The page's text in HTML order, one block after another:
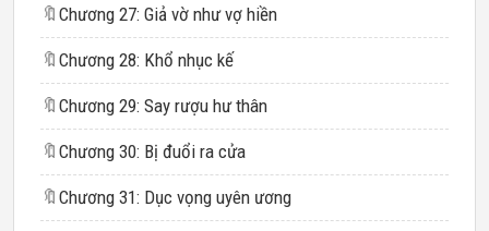
🔖 Chương 27: Giả vờ như vợ hiền
🔖 Chương 28: Khổ nhục kế
🔖 Chương 29: Say rượu hư thân
🔖 Chương 30: Bị đuổi ra cửa
🔖 Chương 31: Dục vọng uyên ương